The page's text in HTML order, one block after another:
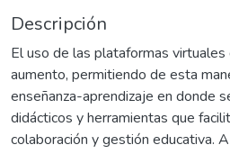
Descripción
El uso de las plataformas virtuales
aumento, permitiendo de esta
enseñanza-aprendizaje en donde
didácticos y herramientas que
colaboración y gestión educativa.